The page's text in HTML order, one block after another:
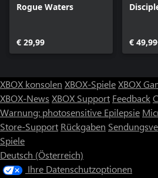
Rogue Waters
€ 29,99 €
XBOX konsolen XBOX-SpieleXBOX
XBOX-News XBOX Support Feedback
Warnung: photosensitive Epilepsie
Store-Support Rückgaben
Spiele
Deutsch (Österreich)
Ihre Datenschutzoptionen